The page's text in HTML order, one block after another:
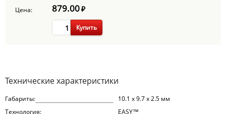
Цена:
879.00₽
Купить
Технические характеристики
Габариты:
10.1 x 9.7 x 2.5 мм
Технология:
EASY™